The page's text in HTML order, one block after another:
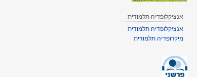
אנציקלופדיה תלמודית
אנציקלופדיה תלמודית
מיקרופדיה תלמודית